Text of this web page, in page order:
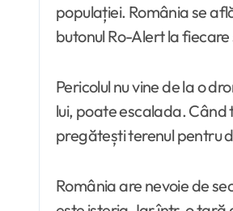
populației. România se
butonul Ro-Alert la
Pericolul nu vine de la o
lui, poate escalada. Când
pregătești terenul pentru
România are nevoie de